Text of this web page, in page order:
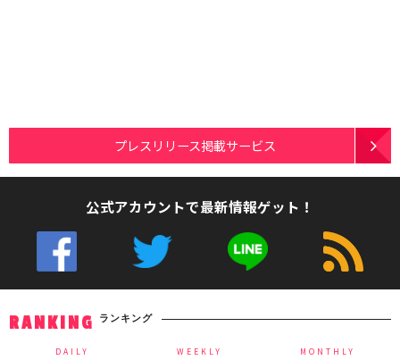
プレスリリース掲載サービス
公式アカウントで最新情報ゲット！
RANKING ランキング
DAILY WEEKLY MONTHLY